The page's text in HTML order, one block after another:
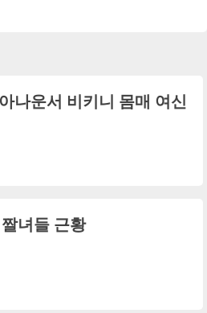
나운서 비키니 몸매 여신
녀들 근황